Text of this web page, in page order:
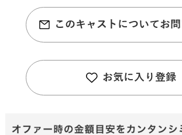
このキャストについてお
お気に入り登録